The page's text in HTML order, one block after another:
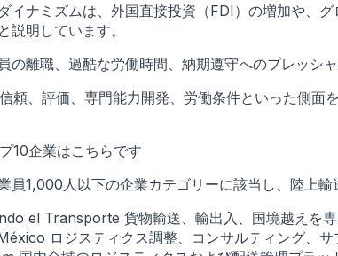
イナミズムは、外国直接投資（FDI）の増加や、
説明しています。
の離職、過酷な労働時間、納期遵守へのプレッシ
頼、評価、専門能力開発、労働条件といった側
10企業はこちらです
員1,000人以下の企業カテゴリーに該当し、陸上
el Transporte 貨物輸送、輸出入、国境越えを専
ロジスティクス調整、コンサルティング、サ